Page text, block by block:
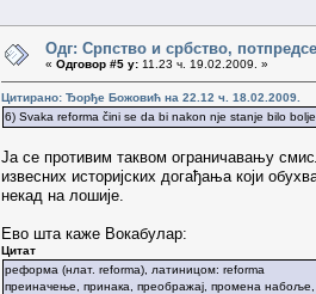
Одг: Српство и србство,
« Одговор #5 у: 11.23 ч. 19.02.2009. »
Цитирано: Ђорђе Божовић на 22.12 ч. 18.02.2009.
6) Svaka reforma čini se da bi nakon nje stanje bilo
Ја се противим таквом ограничавању
извесних историјских догађања који
некад на лошије.
Ево шта каже Вокабулар:
Цитат
реформа (нлат. reforma), латиницом: reforma
преиначење, принака, преображај, промена